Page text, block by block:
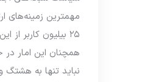
مهمترین زمینه‌های
۲۵ بیلیون کاربر
همچنان این امار
نباید تنها به